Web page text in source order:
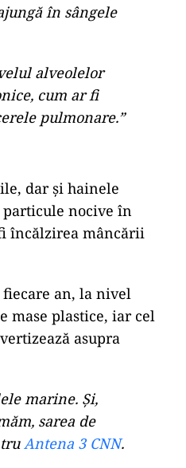
în sângele
alveolelor
cum ar fi
pulmonare.”
dar și hainele
particule nocive în
încălzirea mâncării
an, la nivel
mase plastice, iar cel
asupra
marine. Și,
sarea de
Antena 3 CNN.